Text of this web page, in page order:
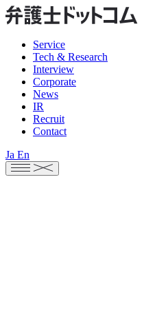
Service
Tech & Research
Interview
Corporate
News
IR
Recruit
Contact
Ja En